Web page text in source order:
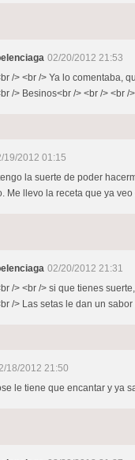
02/20/2012 21:53
/> <br /> Ya lo comentaba,
/> Besinos<br /> <br /> <br /
19/2012 01:15
la suerte de poder
Me llevo la receta que ya
02/20/2012 21:31
/> <br /> si que tienes
/> Las setas le dan un
18/2012 21:50
le tiene que encantar y ya